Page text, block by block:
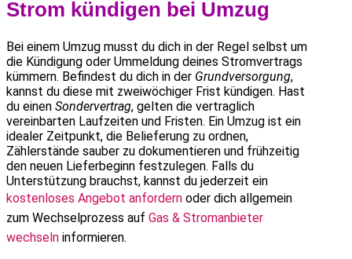
Strom kündigen bei Umzug
Bei einem Umzug musst du dich in der Regel selbst um
die Kündigung oder Ummeldung deines Stromvertrags
kümmern. Befindest du dich in der Grundversorgung,
kannst du diese mit zweiwöchiger Frist kündigen. Hast
du einen Sondervertrag, gelten die vertraglich
vereinbarten Laufzeiten und Fristen. Ein Umzug ist ein
idealer Zeitpunkt, die Belieferung zu ordnen,
Zählerstände sauber zu dokumentieren und frühzeitig
den neuen Lieferbeginn festzulegen. Falls du
Unterstützung brauchst, kannst du jederzeit ein
kostenloses Angebot anfordern oder dich allgemein
zum Wechselprozess auf Gas & Stromanbieter
wechseln informieren.